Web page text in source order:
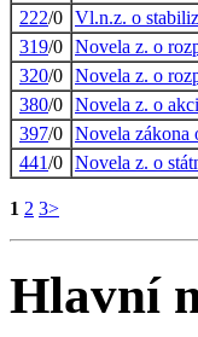
222/0 Vl.n.z. o
319/0 Novela z. o
320/0 Novela z. o
380/0 Novela z. o
397/0 Novela zákona
441/0 Novela z. o
1 2 3>
Hlavní